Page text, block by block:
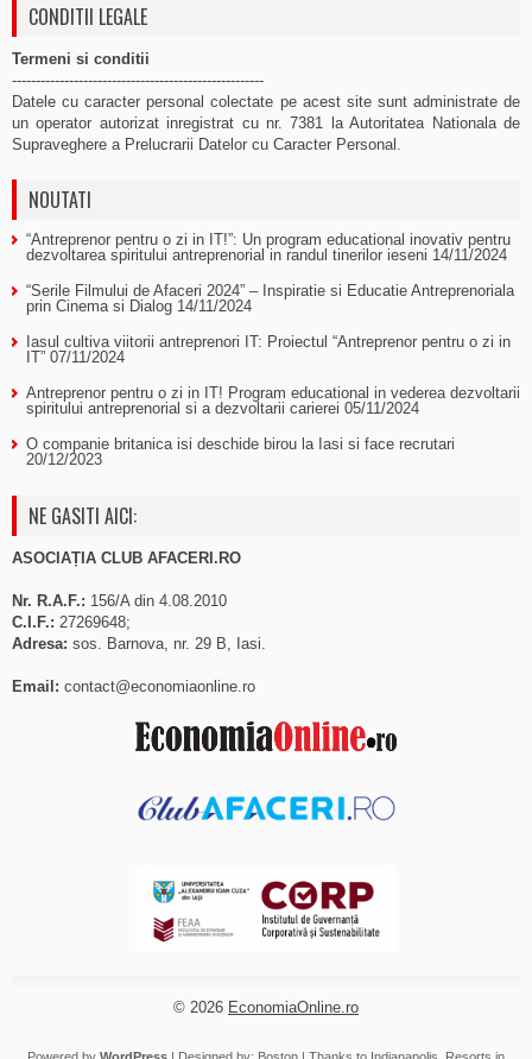
CONDITII LEGALE
Termeni si conditii
-----------------------------------------------------
Datele cu caracter personal colectate pe acest site sunt administrate de
un operator autorizat inregistrat cu nr. 7381 la Autoritatea Nationala de
Supraveghere a Prelucrarii Datelor cu Caracter Personal.
NOUTATI
“Antreprenor pentru o zi in IT!”: Un program educational inovativ pentru
dezvoltarea spiritului antreprenorial in randul tinerilor ieseni 14/11/2024
“Serile Filmului de Afaceri 2024” – Inspiratie si Educatie Antreprenoriala
prin Cinema si Dialog 14/11/2024
Iasul cultiva viitorii antreprenori IT: Proiectul “Antreprenor pentru o zi in
IT” 07/11/2024
Antreprenor pentru o zi in IT! Program educational in vederea dezvoltarii
spiritului antreprenorial si a dezvoltarii carierei 05/11/2024
O companie britanica isi deschide birou la Iasi si face recrutari
20/12/2023
NE GASITI AICI:
ASOCIAȚIA CLUB AFACERI.RO
Nr. R.A.F.: 156/A din 4.08.2010
C.I.F.: 27269648;
Adresa: sos. Barnova, nr. 29 B, Iasi.
Email: contact@economiaonline.ro
© 2026 EconomiaOnline.ro